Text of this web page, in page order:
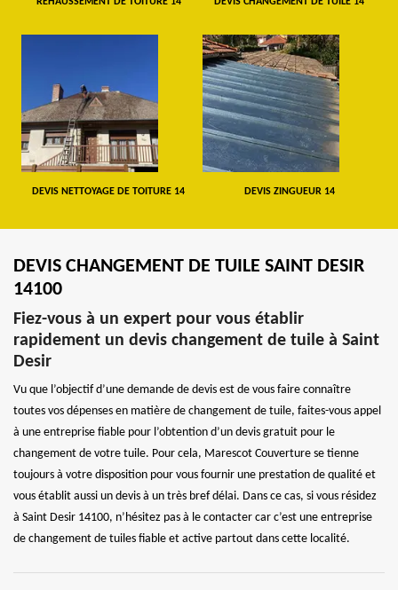
DEVIS NETTOYAGE DE TOITURE 14 DEVIS ZINGUEUR 14
DEVIS CHANGEMENT DE TUILE SAINT DESIR
14100
Fiez-vous à un expert pour vous établir
rapidement un devis changement de tuile à Saint
Desir
Vu que l’objectif d’une demande de devis est de vous faire connaître
toutes vos dépenses en matière de changement de tuile, faites-vous appel
à une entreprise fiable pour l’obtention d’un devis gratuit pour le
changement de votre tuile. Pour cela, Marescot Couverture se tienne
toujours à votre disposition pour vous fournir une prestation de qualité et
vous établit aussi un devis à un très bref délai. Dans ce cas, si vous résidez
à Saint Desir 14100, n’hésitez pas à le contacter car c’est une entreprise
de changement de tuiles fiable et active partout dans cette localité.